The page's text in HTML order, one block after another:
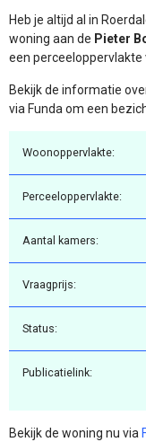
Heb je altijd al in
woning aan de Pieter
een perceeloppervlakte
Bekijk de informatie
via Funda om een
Woonoppervlakte:
Perceeloppervlakte:
Aantal kamers:
Vraagprijs:
Status:
Publicatielink:
Bekijk de woning nu via